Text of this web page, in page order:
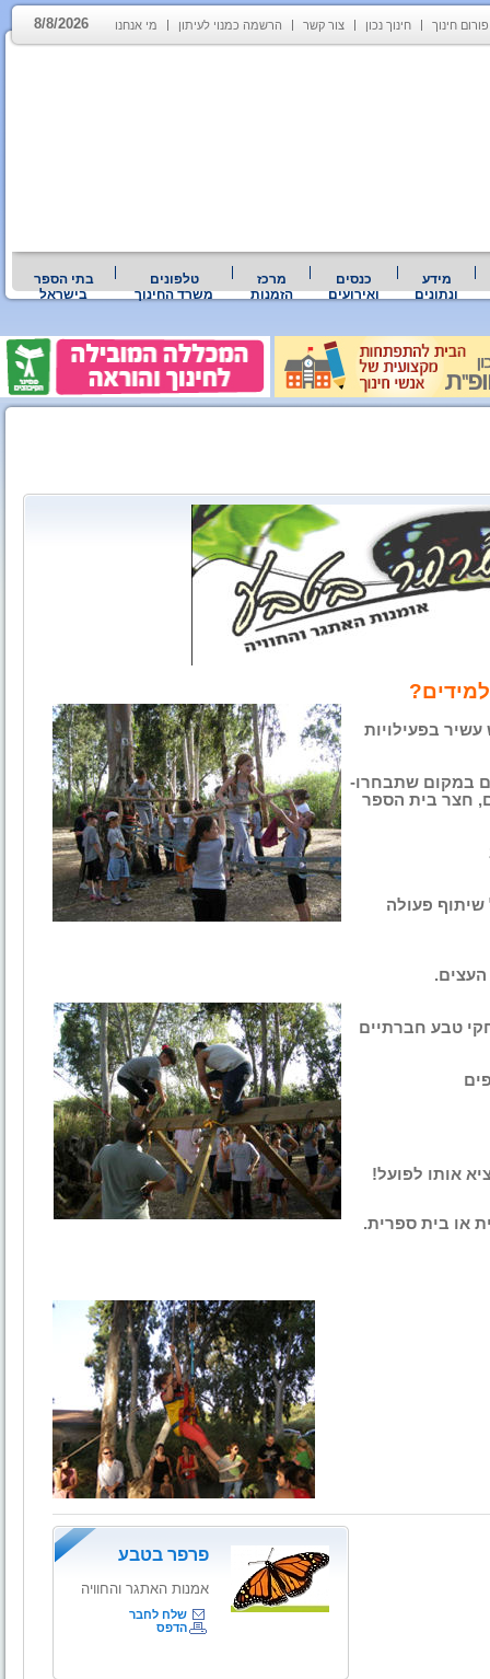
פורום חינוך חינוך נכון צור קשר הרשמה כמנוי לעיתון מי אנחנו 8/8/2026
מידע
ונתונים
כנסים
ואירועים
מרכז
הזמנות
טלפונים
משרד החינוך
בתי הספר
בישראל
בפעילויות
במקום שתבחרו-
חצר בית הספר
פעולה
טבע חברתיים
אותו לפועל!
או בית ספרית.
פרפר בטבע
אמנות האתגר והחוויה
שלח לחבר
הדפס